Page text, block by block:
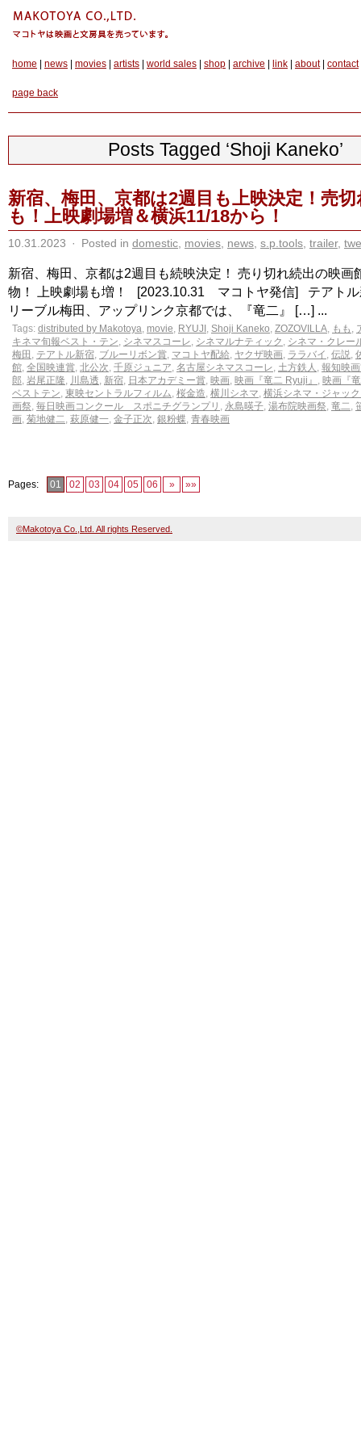
home news movies artists world sales shop archive link about| contact
page back
Posts Tagged ‘Shoji Kaneko’
新宿、梅田、京都は2週目も上映決定！売
も！上映劇場増＆横浜11/18から！
10.31.2023 · Posted in domestic movies news s.p.tools trailer,
新宿、梅田、京都は2週目も続映決定！ 売り切れ続出の映画
物！ 上映劇場も増！ [2023.10.31 マコトヤ発信] テアトル
リーブル梅田、アップリンク京都では、『竜二』 […] ...
Tags: distributed by Makotoya, movie, RYUJI , Shoji Kaneko, ZOZOVILLA, もも ,
キネマ旬報ベスト・テン, シネマスコーレ, シネマルナティック , シネマ・クレー
梅田 , テアトル新宿, ブルーリボン賞, マコトヤ配給, ヤクザ映画, ララバイ , 伝説,
館, 全国映連賞, 北公次, 千原ジュニア, 名古屋シネマスコーレ, 土方鉄人 , 報知映
郎, 岩尾正隆, 川島透, 新宿, 日本アカデミー賞, 映画, 映画『竜二 Ryuji』 , 映画『
ベストテン, 東映セントラルフィルム, 桜金造, 横川シネマ, 横浜シネマ・ジャッ
画祭, 毎日映画コンクール スポニチグランプリ , 永島暎子, 湯布院映画祭, 竜二,
画, 菊地健二, 萩原健一, 金子正次, 銀粉蝶, 青春映画
Pages: 01 02 03 04 05 06 » »»
©Makotoya Co.,Ltd. All rights Reserved.